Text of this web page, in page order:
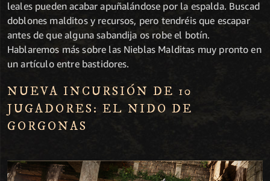
leales pueden acabar apuñalándose por la espalda. Buscad
doblones malditos y recursos, pero tendréis que escapar
antes de que alguna sabandija os robe el botín.
Hablaremos más sobre las Nieblas Malditas muy pronto en
un artículo entre bastidores.
NUEVA INCURSIÓN DE 10
JUGADORES: EL NIDO DE
GORGONAS